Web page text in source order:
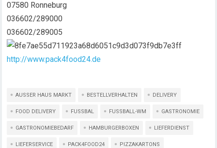
07580 Ronneburg
036602/289000
036602/289005
http://www.pack4food24.de
AUSSER HAUS MARKT BESTELLVERHALTEN DELIVERY
FOOD DELIVERY FUSSBAL FUSSBALL-WM GASTRONOMIE
GASTRONOMIEBEDARF HAMBURGERBOXEN LIEFERDIENST
LIEFERSERVICE PACK4FOOD24 PIZZAKARTONS